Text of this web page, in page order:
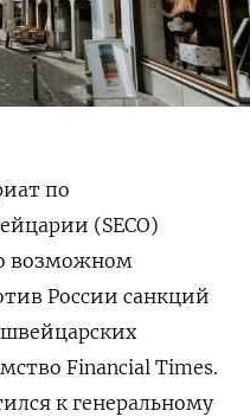
по
(SECO)
о возможном
России санкций
Financial Times.
к генеральному